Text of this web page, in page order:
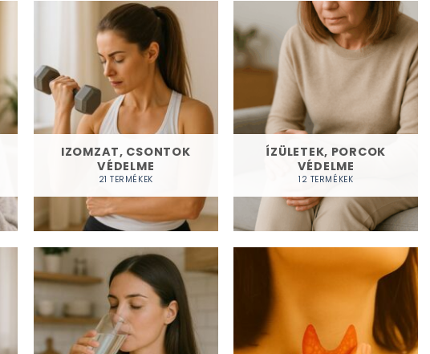
IZOMZAT, CSONTOK
VÉDELME
21 TERMÉKEK
ÍZÜLETEK, PORCOK
VÉDELME
12 TERMÉKEK